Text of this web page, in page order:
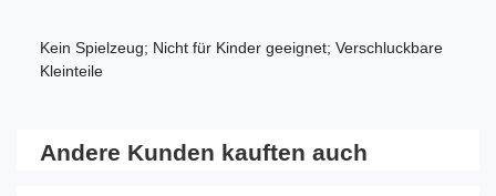
Kein Spielzeug; Nicht für Kinder geeignet; Verschluckbare
Kleinteile
Andere Kunden kauften auch